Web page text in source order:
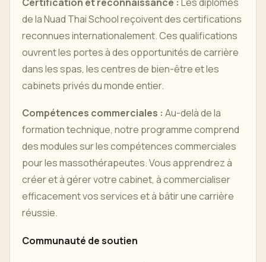
de la Nuad Thai School reçoivent des certifications
reconnues internationalement. Ces qualifications
ouvrent les portes à des opportunités de carrière
dans les spas, les centres de bien-être et les
cabinets privés du monde entier.
Compétences commerciales : Au-delà de la
formation technique, notre programme comprend
des modules sur les compétences commerciales
pour les massothérapeutes. Vous apprendrez à
créer et à gérer votre cabinet, à commercialiser
efficacement vos services et à bâtir une carrière
réussie.
Communauté de soutien